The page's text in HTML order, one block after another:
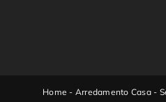
Home - Arredamento Casa-